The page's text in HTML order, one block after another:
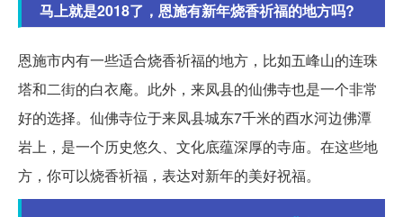
马上就是2018了，恩施有新年烧香祈福的地方吗?
恩施市内有一些适合烧香祈福的地方，比如五峰山的连珠
塔和二街的白衣庵。此外，来凤县的仙佛寺也是一个非常
好的选择。仙佛寺位于来凤县城东7千米的酉水河边佛潭
岩上，是一个历史悠久、文化底蕴深厚的寺庙。在这些地
方，你可以烧香祈福，表达对新年的美好祝福。